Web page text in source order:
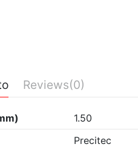
Reviews(0)
1.50
Precitec